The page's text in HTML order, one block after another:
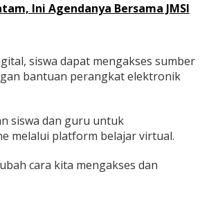
Ini Agendanya Bersama JMSI
siswa dapat mengakses sumber
bantuan perangkat elektronik
siswa dan guru untuk
melalui platform belajar virtual.
cara kita mengakses dan